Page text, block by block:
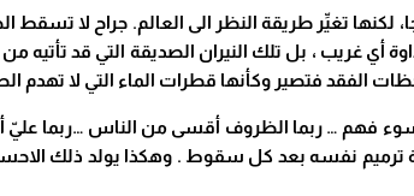
لكنها تغيِّر طريقة النظر الى العالم. جراح لا
أي غريب ، بل تلك النيران الصديقة التي قد تأتيه
الفقد فتصير وكأنها قطرات الماء التي لا تهدم
سوء فهم … ربما الظروف أقسى من الناس …ربما عليّ
ترميم نفسه بعد كل سقوط . وهكذا يولد ذلك